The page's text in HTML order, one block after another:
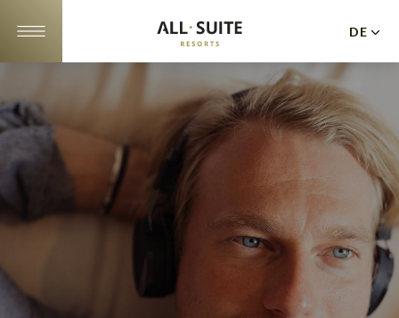
DE
NL
Apartments
Angebote
Gründe
&